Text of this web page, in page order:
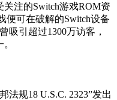
注的Switch游戏ROM资
便可在破解的Switch设备
吸引超过1300万访客，
法规18 U.S.C. 2323”发出